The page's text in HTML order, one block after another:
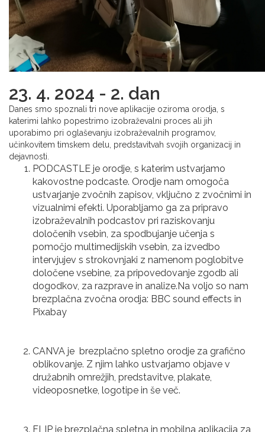
23. 4. 2024 - 2. dan
Danes smo spoznali tri nove aplikacije oziroma orodja, s
katerimi lahko popestrimo izobraževalni proces ali jih
uporabimo pri oglaševanju izobraževalnih programov,
učinkovitem timskem delu, predstavitvah svojih organizacij in
dejavnosti.
PODCASTLE je orodje, s katerim ustvarjamo
kakovostne podcaste. Orodje nam omogoča
ustvarjanje zvočnih zapisov, vključno z zvočnimi in
vizualnimi efekti. Uporabljamo ga za pripravo
izobraževalnih podcastov pri raziskovanju
določenih vsebin, za spodbujanje učenja s
pomočjo multimedijskih vsebin, za izvedbo
intervjujev s strokovnjaki z namenom poglobitve
določene vsebine, za pripovedovanje zgodb ali
dogodkov, za razprave in analize.Na voljo so nam
brezplačna zvočna orodja: BBC sound effects in
Pixabay
CANVA je brezplačno spletno orodje za grafično
oblikovanje. Z njim lahko ustvarjamo objave v
družabnih omrežjih, predstavitve, plakate,
videoposnetke, logotipe in še več.
FLIP je brezplačna spletna in mobilna aplikacija za